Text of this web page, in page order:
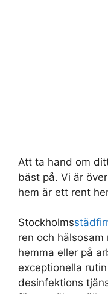
Att ta hand om
bäst på. Vi är
hem är ett rent
Stockholms
ren och
hemma eller på
exceptionella
desinfektions